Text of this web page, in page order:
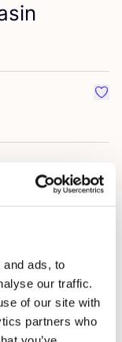
ads, to
our traffic.
of our site with
partners who